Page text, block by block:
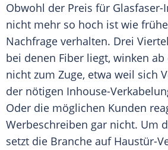
Obwohl der Preis für
nicht mehr so hoch ist wie
Nachfrage verhalten. Drei
bei denen Fiber liegt, winken
nicht zum Zuge, etwa weil sich
der nötigen Inhouse-
Oder die möglichen Kunden
Werbeschreiben gar nicht. Um
setzt die Branche auf Haustür-